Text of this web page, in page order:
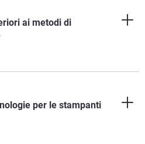
ai metodi di
per le stampanti